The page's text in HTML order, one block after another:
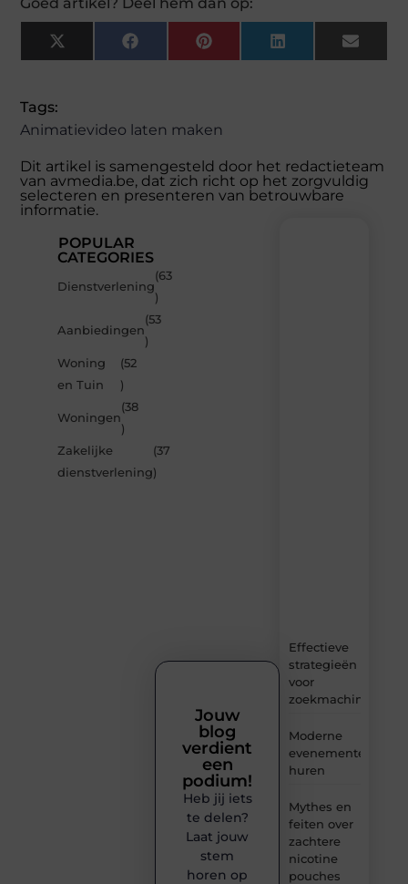
X
(Twitter)
FacebookPinterestLinkedIn Email
Tags:
Animatievideo laten maken
Dit artikel is samengesteld door het redactieteam
van avmedia.be, dat zich richt op het zorgvuldig
selecteren en presenteren van betrouwbare
informatie.
POPULAR
CATEGORIES
Dienstverlening
(63
)
Aanbiedingen
(53
)
Woning
en Tuin
(52
)
Woningen
(38
)
Zakelijke
dienstverlening
(37
)
Effectieve
strategieën
voor
Moderne
evenementenvloer
huren
Mythes en
feiten over
zachtere
nicotine
pouches
Jouw
blog
verdient
een
podium!
Heb jij iets
te delen?
Laat jouw
stem
horen op